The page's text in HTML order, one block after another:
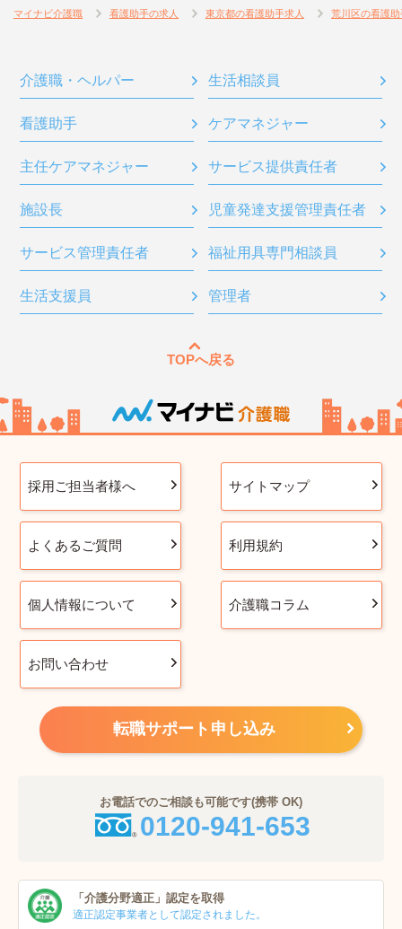
マイナビ介護職 看護助手の求人 東京都の看護助手求人 荒川区の看護
介護職・ヘルパー 生活相談員
看護助手 ケアマネジャー
主任ケアマネジャー サービス提供責任者
施設長 児童発達支援管理責任者
サービス管理責任者 福祉用具専門相談員
生活支援員 管理者
TOPへ戻る
採用ご担当者様へ サイトマップ
よくあるご質問 利用規約
個人情報について 介護職コラム
お問い合わせ
転職サポート申し込み
お電話でのご相談も可能です(携帯 OK)
0120-941-653
「介護分野適正」 認定を取得
適正認定事業者として認定されました。